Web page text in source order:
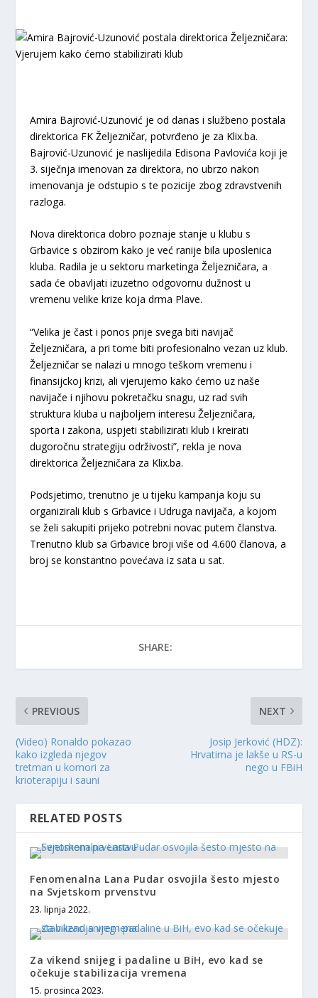
Amira Bajrović-Uzunović je od danas i službeno postala
direktorica FK Željezničar, potvrđeno je za Klix.ba.
Bajrović-Uzunović je naslijedila Edisona Pavlovića koji je
3. siječnja imenovan za direktora, no ubrzo nakon
imenovanja je odstupio s te pozicije zbog zdravstvenih
razloga.
Nova direktorica dobro poznaje stanje u klubu s
Grbavice s obzirom kako je već ranije bila uposlenica
kluba. Radila je u sektoru marketinga Željezničara, a
sada će obavljati izuzetno odgovornu dužnost u
vremenu velike krize koja drma Plave.
“Velika je čast i ponos prije svega biti navijač
Željezničara, a pri tome biti profesionalno vezan uz klub.
Željezničar se nalazi u mnogo teškom vremenu i
finansijckoj krizi, ali vjerujemo kako ćemo uz naše
navijače i njihovu pokretačku snagu, uz rad svih
struktura kluba u najboljem interesu Željezničara,
sporta i zakona, uspjeti stabilizirati klub i kreirati
dugoročnu strategiju održivosti”, rekla je nova
direktorica Željezničara za Klix.ba.
Podsjetimo, trenutno je u tijeku kampanja koju su
organizirali klub s Grbavice i Udruga navijača, a kojom
se želi sakupiti prijeko potrebni novac putem članstva.
Trenutno klub sa Grbavice broji više od 4.600 članova, a
broj se konstantno povećava iz sata u sat.
SHARE:
PREVIOUS
(Video) Ronaldo pokazao
kako izgleda njegov
tretman u komori za
krioterapiju i sauni
NEXT
Josip Jerković (HDZ):
Hrvatima je lakše u RS-u
nego u FBiH
RELATED POSTS
Fenomenalna Lana Pudar osvojila šesto mjesto
na Svjetskom prvenstvu
23. lipnja 2022.
Za vikend snijeg i padaline u BiH, evo kad se
očekuje stabilizacija vremena
15. prosinca 2023.